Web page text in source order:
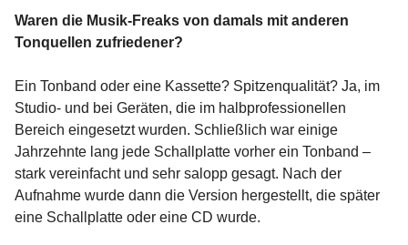
Waren die Musik-Freaks von damals mit anderen
Tonquellen zufriedener?
Ein Tonband oder eine Kassette? Spitzenqualität? Ja, im
Studio- und bei Geräten, die im halbprofessionellen
Bereich eingesetzt wurden. Schließlich war einige
Jahrzehnte lang jede Schallplatte vorher ein Tonband –
stark vereinfacht und sehr salopp gesagt. Nach der
Aufnahme wurde dann die Version hergestellt, die später
eine Schallplatte oder eine CD wurde.